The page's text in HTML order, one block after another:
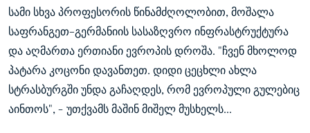
სამი სხვა პროფესორის წინამძღოლობით, მოშალა
საფრანგეთ–გერმანიის სასაზღვრო ინფრასტრუქტურა
და აღმართა ერთიანი ევროპის დროშა. "ჩვენ მხოლოდ
პატარა კოცონი დავანთეთ. დიდი ცეცხლი ახლა
სტრასბურგში უნდა გაჩაღდეს, რომ ევროპული გულებიც
აინთოს", - უთქვამს მაშინ მიშელ მუსხელს...